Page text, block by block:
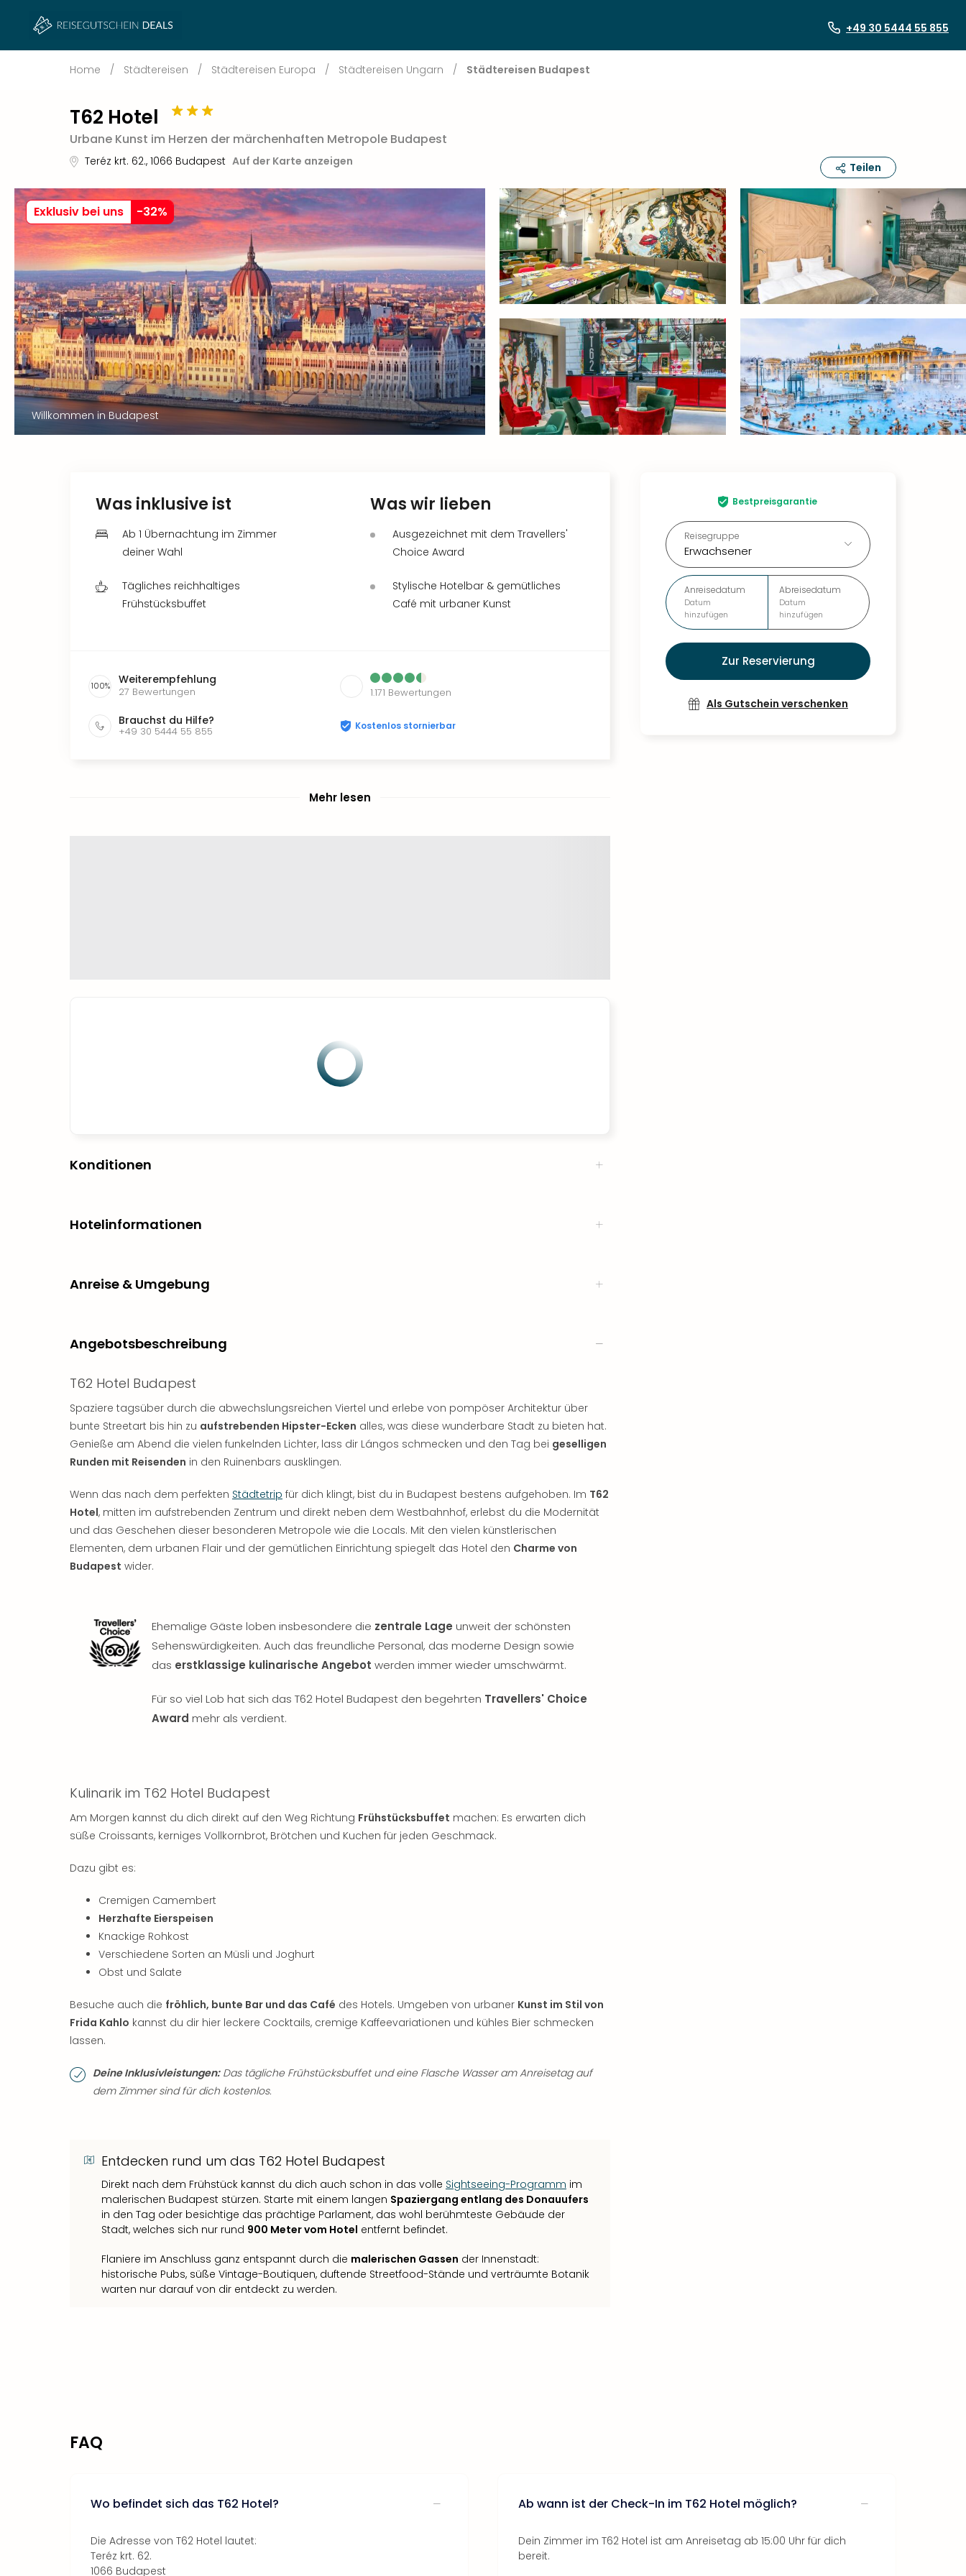
+49 30 5444 55 855
Home / Städtereisen / Städtereisen Europa / Städtereisen Ungarn / Städtereisen Budapest
T62 Hotel
Urbane Kunst im Herzen der märchenhaften Metropole Budapest
Teréz krt. 62., 1066 Budapest Auf der Karte anzeigen Teilen
Exklusiv bei uns -32%
Willkommen in Budapest
Bestpreisgarantie
Reisegruppe
Erwachsener
Anreisedatum
Datum
hinzufügen
Abreisedatum
Datum
hinzufügen
Zur Reservierung
Als Gutschein verschenken
Was inklusive ist
Ab 1 Übernachtung im Zimmer
deiner Wahl
Tägliches reichhaltiges
Frühstücksbuffet
Was wir lieben
Ausgezeichnet mit dem Travellers'
Choice Award
Stylische Hotelbar & gemütliches
Café mit urbaner Kunst
100% Weiterempfehlung
27 Bewertungen 1.171 Bewertungen
Brauchst du Hilfe?
+49 30 5444 55 855 Kostenlos stornierbar
Mehr lesen
Konditionen
Hotelinformationen
Anreise & Umgebung
Angebotsbeschreibung
T62 Hotel Budapest
Spaziere tagsüber durch die abwechslungsreichen Viertel und erlebe von pompöser Architektur über
bunte Streetart bis hin zu aufstrebenden Hipster-Ecken alles, was diese wunderbare Stadt zu bieten hat.
Genieße am Abend die vielen funkelnden Lichter, lass dir Lángos schmecken und den Tag bei geselligen
Runden mit Reisenden in den Ruinenbars ausklingen.
Wenn das nach dem perfekten Städtetrip für dich klingt, bist du in Budapest bestens aufgehoben. Im T62
Hotel, mitten im aufstrebenden Zentrum und direkt neben dem Westbahnhof, erlebst du die Modernität
und das Geschehen dieser besonderen Metropole wie die Locals. Mit den vielen künstlerischen
Elementen, dem urbanen Flair und der gemütlichen Einrichtung spiegelt das Hotel den Charme von
Budapest wider.
Ehemalige Gäste loben insbesondere die zentrale Lage unweit der schönsten
Sehenswürdigkeiten. Auch das freundliche Personal, das moderne Design sowie
das erstklassige kulinarische Angebot werden immer wieder umschwärmt.
Für so viel Lob hat sich das T62 Hotel Budapest den begehrten Travellers' Choice
Award mehr als verdient.
Kulinarik im T62 Hotel Budapest
Am Morgen kannst du dich direkt auf den Weg Richtung Frühstücksbuffet machen: Es erwarten dich
süße Croissants, kerniges Vollkornbrot, Brötchen und Kuchen für jeden Geschmack.
Dazu gibt es:
Cremigen Camembert
Herzhafte Eierspeisen
Knackige Rohkost
Verschiedene Sorten an Müsli und Joghurt
Obst und Salate
Besuche auch die fröhlich, bunte Bar und das Café des Hotels. Umgeben von urbaner Kunst im Stil von
Frida Kahlo kannst du dir hier leckere Cocktails, cremige Kaffeevariationen und kühles Bier schmecken
lassen.
Deine Inklusivleistungen:Das tägliche Frühstücksbuffet und eine Flasche Wasser am Anreisetag auf
dem Zimmer sind für dich kostenlos.
Entdecken rund um das T62 Hotel Budapest
Direkt nach dem Frühstück kannst du dich auch schon in das volle Sightseeing-Programm im
malerischen Budapest stürzen. Starte mit einem langen Spaziergang entlang des Donauufers
in den Tag oder besichtige das prächtige Parlament, das wohl berühmteste Gebäude der
Stadt, welches sich nur rund 900 Meter vom Hotel entfernt befindet.
Flaniere im Anschluss ganz entspannt durch die malerischen Gassen der Innenstadt:
historische Pubs, süße Vintage-Boutiquen, duftende Streetfood-Stände und verträumte Botanik
warten nur darauf von dir entdeckt zu werden.
FAQ
Wo befindet sich das T62 Hotel?
Die Adresse von T62 Hotel lautet:
Teréz krt. 62.
1066 Budapest
Ab wann ist der Check-In im T62 Hotel möglich?
Dein Zimmer im T62 Hotel ist am Anreisetag ab 15:00 Uhr für dich
bereit.